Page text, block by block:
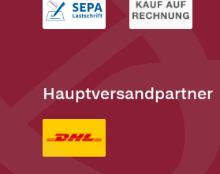
Hauptversandpartner